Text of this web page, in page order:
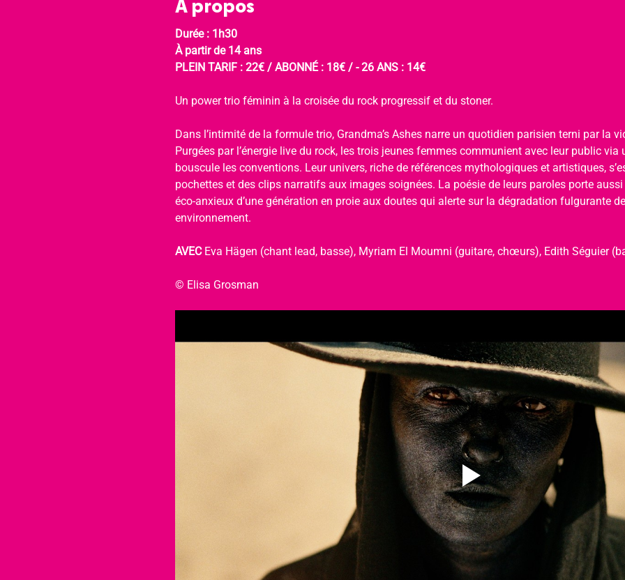
À propos
Durée : 1h30
À partir de 14 ans
PLEIN TARIF : 22€ / ABONNÉ : 18€ / - 26 ANS : 14€
Un power trio féminin à la croisée du rock progressif et du stoner.
Dans l’intimité de la formule trio, Grandma’s Ashes narre un quotidien parisien terni par la
Purgées par l’énergie live du rock, les trois jeunes femmes communient avec leur public
bouscule les conventions. Leur univers, riche de références mythologiques et artistiques,
pochettes et des clips narratifs aux images soignées. La poésie de leurs paroles porte
éco-anxieux d’une génération en proie aux doutes qui alerte sur la dégradation fulgurante
environnement.
AVEC Eva Hägen (chant lead, basse), Myriam El Moumni (guitare, chœurs), Edith Séguier
© Elisa Grosman